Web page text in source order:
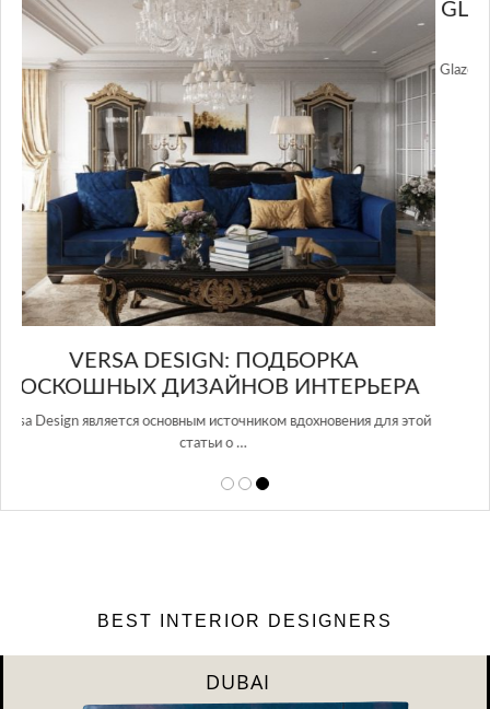
GLAZOV DESIGN GROUP – УНИКАЛЬНЫЙ
ПОДХОД К ДИЗАЙНУ
Glazov Design Group- это одна из лучших студий дизайна интерьера
в Росси…
BEST INTERIOR DESIGNERS
DUBAI